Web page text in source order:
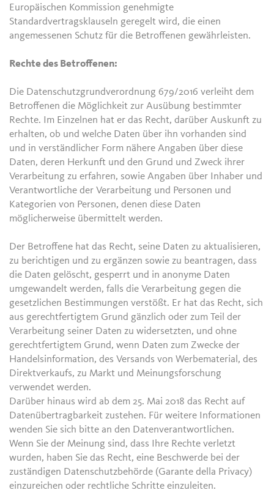
Europäischen Kommission genehmigte
Standardvertragsklauseln geregelt wird, die einen
angemessenen Schutz für die Betroffenen gewährleisten.
Rechte des Betroffenen:
Die Datenschutzgrundverordnung 679/2016 verleiht dem
Betroffenen die Möglichkeit zur Ausübung bestimmter
Rechte. Im Einzelnen hat er das Recht, darüber Auskunft zu
erhalten, ob und welche Daten über ihn vorhanden sind
und in verständlicher Form nähere Angaben über diese
Daten, deren Herkunft und den Grund und Zweck ihrer
Verarbeitung zu erfahren, sowie Angaben über Inhaber und
Verantwortliche der Verarbeitung und Personen und
Kategorien von Personen, denen diese Daten
möglicherweise übermittelt werden.
Der Betroffene hat das Recht, seine Daten zu aktualisieren,
zu berichtigen und zu ergänzen sowie zu beantragen, dass
die Daten gelöscht, gesperrt und in anonyme Daten
umgewandelt werden, falls die Verarbeitung gegen die
gesetzlichen Bestimmungen verstößt. Er hat das Recht, sich
aus gerechtfertigtem Grund gänzlich oder zum Teil der
Verarbeitung seiner Daten zu widersetzten, und ohne
gerechtfertigtem Grund, wenn Daten zum Zwecke der
Handelsinformation, des Versands von Werbematerial, des
Direktverkaufs, zu Markt und Meinungsforschung
verwendet werden.
Darüber hinaus wird ab dem 25. Mai 2018 das Recht auf
Datenübertragbarkeit zustehen. Für weitere Informationen
wenden Sie sich bitte an den Datenverantwortlichen.
Wenn Sie der Meinung sind, dass Ihre Rechte verletzt
wurden, haben Sie das Recht, eine Beschwerde bei der
zuständigen Datenschutzbehörde (Garante della Privacy)
einzureichen oder rechtliche Schritte einzuleiten.